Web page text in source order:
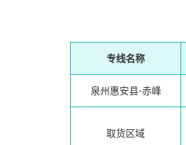
专线名称
泉州惠安县-赤峰
取货区域